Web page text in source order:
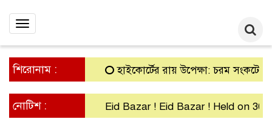
Toggle
শিরোনাম : হাইকোর্টের রায় উপেক্ষা: চরম সংকটে গ্রামীণ
নোটিশ : Eid Bazar ! Eid Bazar ! Held on 30th